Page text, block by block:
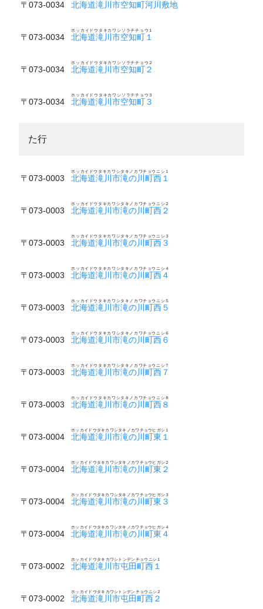
〒073-0034 北海道滝川市空知町河川敷地
〒073-0034 北海道滝川市空知町１
ホッカイドウタキカワシソラチチョウ１
〒073-0034 北海道滝川市空知町２
ホッカイドウタキカワシソラチチョウ２
〒073-0034 北海道滝川市空知町３
ホッカイドウタキカワシソラチチョウ３
た行
〒073-0003 北海道滝川市滝の川町西１
ホッカイドウタキカワシタキノカワチョウニシ１
〒073-0003 北海道滝川市滝の川町西２
ホッカイドウタキカワシタキノカワチョウニシ２
〒073-0003 北海道滝川市滝の川町西３
ホッカイドウタキカワシタキノカワチョウニシ３
〒073-0003 北海道滝川市滝の川町西４
ホッカイドウタキカワシタキノカワチョウニシ４
〒073-0003 北海道滝川市滝の川町西５
ホッカイドウタキカワシタキノカワチョウニシ５
〒073-0003 北海道滝川市滝の川町西６
ホッカイドウタキカワシタキノカワチョウニシ６
〒073-0003 北海道滝川市滝の川町西７
ホッカイドウタキカワシタキノカワチョウニシ７
〒073-0003 北海道滝川市滝の川町西８
ホッカイドウタキカワシタキノカワチョウニシ８
〒073-0004 北海道滝川市滝の川町東１
ホッカイドウタキカワシタキノカワチョウヒガシ１
〒073-0004 北海道滝川市滝の川町東２
ホッカイドウタキカワシタキノカワチョウヒガシ２
〒073-0004 北海道滝川市滝の川町東３
ホッカイドウタキカワシタキノカワチョウヒガシ３
〒073-0004 北海道滝川市滝の川町東４
ホッカイドウタキカワシタキノカワチョウヒガシ４
〒073-0002 北海道滝川市屯田町西１
ホッカイドウタキカワシトンデンチョウニシ１
〒073-0002 北海道滝川市屯田町西２
ホッカイドウタキカワシトンデンチョウニシ２